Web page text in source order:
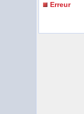
Erreur